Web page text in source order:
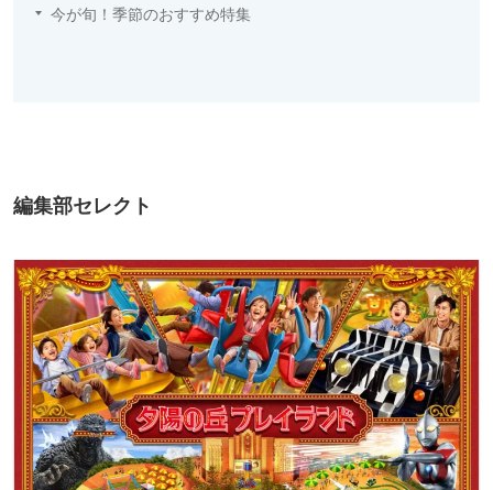
今が旬！季節のおすすめ特集
編集部セレクト